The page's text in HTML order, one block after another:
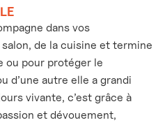
dans vos
de la cuisine et termine
ou pour protéger le
d’une autre elle a grandi
vivante, c’est grâce à
et dévouement,